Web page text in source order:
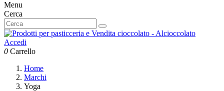
Menu
Cerca
Accedi
0 Carrello
Home
Marchi
Yoga